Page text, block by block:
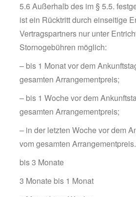
5.6 Außerhalb des im § 5.5.
ist ein Rücktritt durch einseitige
Vertragspartners nur unter
Stornogebühren möglich:
– bis 1 Monat vor dem
gesamten Arrangementpreis;
– bis 1 Woche vor dem
gesamten Arrangementpreis;
– in der letzten Woche vor dem
vom gesamten Arrangementpreis.
bis 3 Monate
3 Monate bis 1 Monat